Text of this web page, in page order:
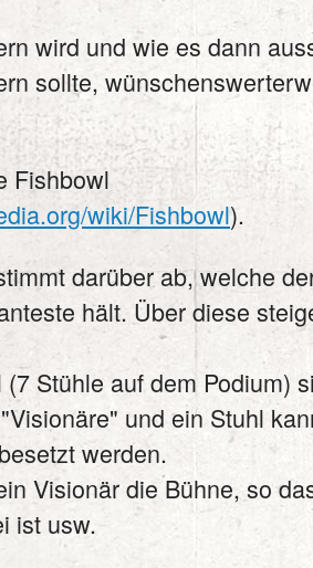
wird und wie es dann
sollte,
Fishbowl
wiki/Fishbowl).
darüber ab, welche
hält. Über diese
Stühle auf dem Podium)
und ein Stuhl
werden.
Visionär die Bühne, so
ist usw.